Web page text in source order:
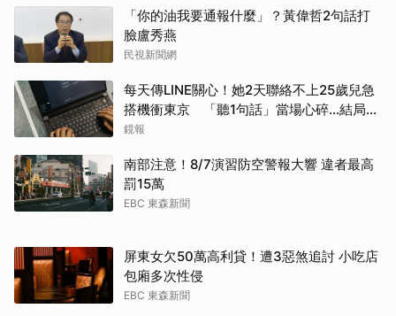
「你的油我要通報什麼」？黃偉哲2句話打
臉盧秀燕
民視新聞網
每天傳LINE關心！她2天聯絡不上25歲兒急
搭機衝東京 「聽1句話」當場心碎...結局看
哭網
鏡報
南部注意！8/7演習防空警報大響 違者最高
罰15萬
EBC 東森新聞
屏東女欠50萬高利貸！遭3惡煞追討 小吃店
包廂多次性侵
EBC 東森新聞